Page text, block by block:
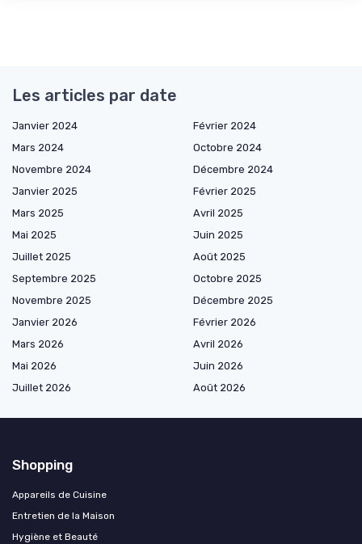
Les articles par date
Janvier 2024
Février 2024
Mars 2024
Octobre 2024
Novembre 2024
Décembre 2024
Janvier 2025
Février 2025
Mars 2025
Avril 2025
Mai 2025
Juin 2025
Juillet 2025
Août 2025
Septembre 2025
Octobre 2025
Novembre 2025
Décembre 2025
Janvier 2026
Février 2026
Mars 2026
Avril 2026
Mai 2026
Juin 2026
Juillet 2026
Août 2026
Shopping
Appareils de Cuisine
Entretien de la Maison
Hygiène et Beauté